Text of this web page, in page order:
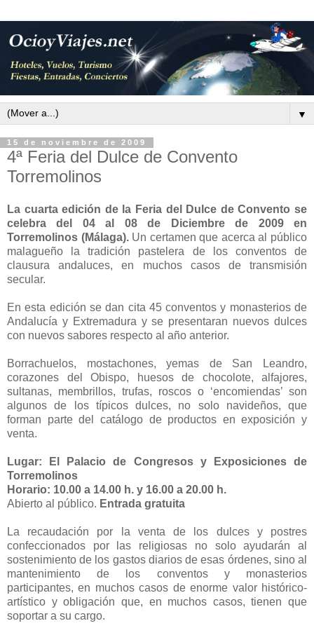
▼
15 de noviembre de 2009
4ª Feria del Dulce de Convento
Torremolinos
La cuarta edición de la Feria del Dulce de Convento se
celebra del 04 al 08 de Diciembre de 2009 en
Torremolinos (Málaga).Un certamen que acerca al público
malagueño la tradición pastelera de los conventos de
clausura andaluces, en muchos casos de transmisión
secular.
En esta edición se dan cita 45 conventos y monasterios de
Andalucía y Extremadura y se presentaran nuevos dulces
con nuevos sabores respecto al año anterior.
Borrachuelos, mostachones, yemas de San Leandro,
corazones del Obispo, huesos de chocolote, alfajores,
sultanas, membrillos, trufas, roscos o ‘encomiendas’ son
algunos de los típicos dulces, no solo navideños, que
forman parte del catálogo de productos en exposición y
venta.
Lugar: El Palacio de Congresos y Exposiciones de
Torremolinos
Horario: 10.00 a 14.00 h. y 16.00 a 20.00 h.
Abierto al público. Entrada gratuita
La recaudación por la venta de los dulces y postres
confeccionados por las religiosas no solo ayudarán al
sostenimiento de los gastos diarios de esas órdenes, sino al
mantenimiento de los conventos y monasterios
participantes, en muchos casos de enorme valor histórico-
artístico y obligación que, en muchos casos, tienen que
soportar a su cargo.